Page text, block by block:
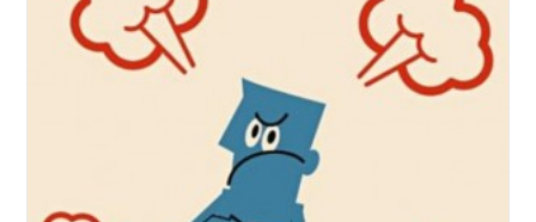
Compte-
Rendu
Syndical